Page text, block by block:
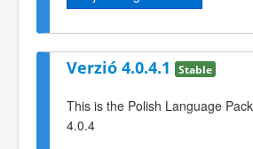
Verzió 4.0.4.1 Stable
This is the Polish Language
4.0.4